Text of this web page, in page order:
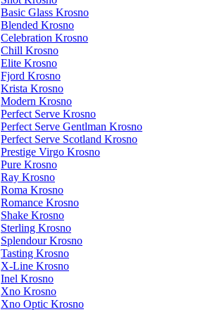
Basic Glass Krosno
Blended Krosno
Celebration Krosno
Chill Krosno
Elite Krosno
Fjord Krosno
Krista Krosno
Modern Krosno
Perfect Serve Krosno
Perfect Serve Gentlman Krosno
Perfect Serve Scotland Krosno
Prestige Virgo Krosno
Pure Krosno
Ray Krosno
Roma Krosno
Romance Krosno
Shake Krosno
Sterling Krosno
Splendour Krosno
Tasting Krosno
X-Line Krosno
Inel Krosno
Xno Krosno
Xno Optic Krosno